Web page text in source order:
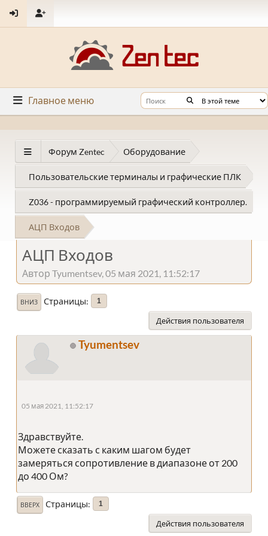
Главное меню
Форум Zentec Оборудование
Пользовательские терминалы и графические ПЛК
Z036 - программируемый графический контроллер.
АЦП Входов
АЦП Входов
Автор Tyumentsev, 05 мая 2021, 11:52:17
ВНИЗ Страницы 1
Действия пользователя
Tyumentsev
05 мая 2021, 11:52:17
Здравствуйте.
Можете сказать с каким шагом будет
замеряться сопротивление в диапазоне от 200
до 400 Ом?
ВВЕРХ Страницы 1
Действия пользователя